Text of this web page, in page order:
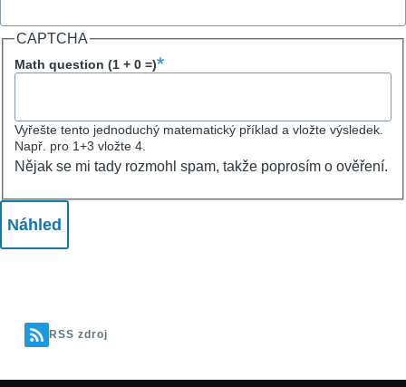
CAPTCHA
Math question (1 + 0 =)
Vyřešte tento jednoduchý matematický příklad a vložte výsledek.
Např. pro 1+3 vložte 4.
Nějak se mi tady rozmohl spam, takže poprosím o ověření.
RSS zdroj